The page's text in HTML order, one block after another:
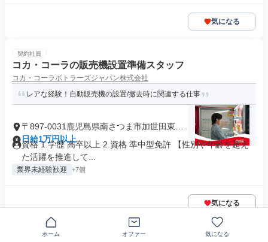
気になる
契約社員
コカ・コーラの販売機設置準備スタッフ
コカ・コーラボトラーズジャパン株式会社
レアな経験！自動販売機の設置/撤去時に関連する仕事
〒897-0031鹿児島県南さつま市加世田東本
町
日給1万円以上
資格 1.学歴 高卒以上 2.資格 準中型免許 【性別や年齢を超え
た活躍を推進して...
業界未経験歓迎 +7個
気になる
正社員
ホーム オファー 気になる